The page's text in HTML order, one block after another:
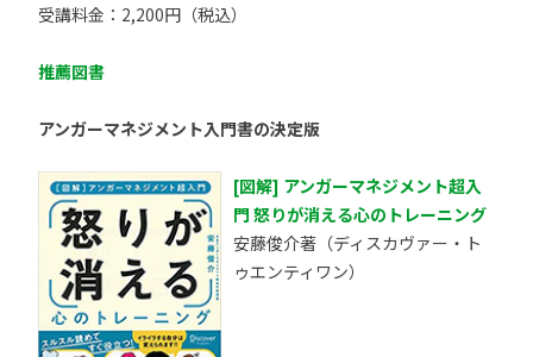
受講料金：2,200円（税込）
推薦図書
アンガーマネジメント入門書の決定版
[図解] アンガーマネジメント超入
門 怒りが消える心のトレーニング
安藤俊介著（ディスカヴァー・ト
ゥエンティワン）